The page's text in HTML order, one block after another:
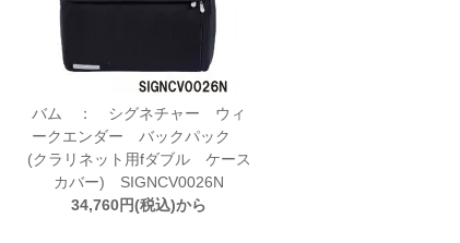
バム ： シグネチャー ウィ
ークエンダー バックパック
(クラリネット用fダブル ケース
カバー) SIGNCV0026N
34,760円(税込)から